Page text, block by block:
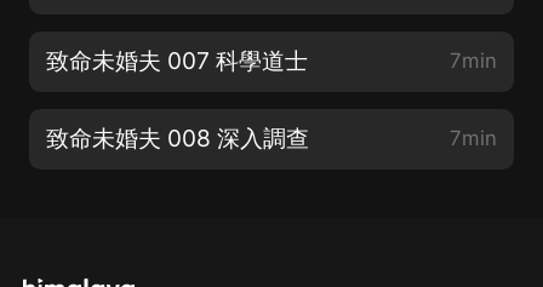
致命未婚夫 007 科學道士 7min
致命未婚夫 008 深入調查 7min